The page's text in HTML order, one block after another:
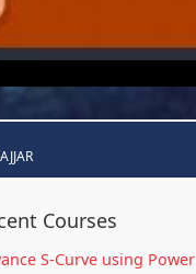
Courses
S-Curve using Power